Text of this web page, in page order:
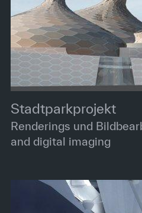
Stadtparkprojekt
Renderings und
and digital imaging